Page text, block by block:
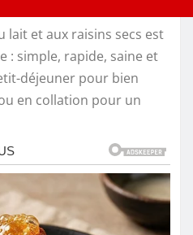
lait et aux raisins secs est
: simple, rapide, saine et
déjeuner pour bien
en collation pour un